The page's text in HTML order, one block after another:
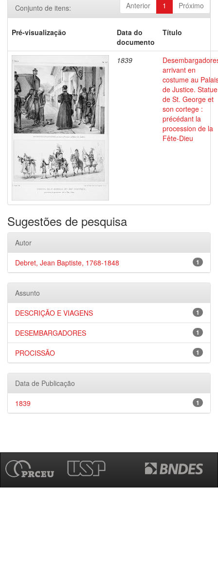
Anterior 1 Próximo
Conjunto de itens:
Pré-visualização
Data do
documento
Título
1839
arrivant en
costume au
de Justice. Statue
de St. George et
son cortege :
précédant la
procession de la
Fête-Dieu
Sugestões de pesquisa
Autor
1
Debret, Jean Baptiste, 1768-1848
Assunto
1
DESCRIÇÃO E VIAGENS
1
DESEMBARGADORES
1
PROCISSÃO
Data de Publicação
1
1839